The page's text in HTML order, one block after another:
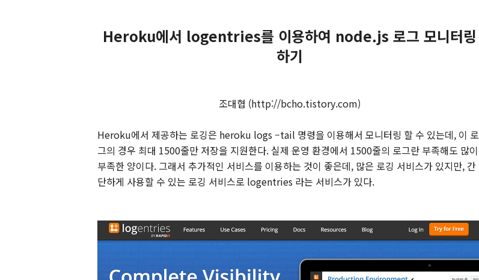
Heroku에서 logentries를 이용하여 node.js 로그 모니터링
하기
조대협 (http://bcho.tistory.com)
Heroku에서 제공하는 로깅은 heroku logs –tail 명령을 이용해서 모니터링 할 수 있는데, 이 로
그의 경우 최대 1500줄만 저장을 지원한다.실제 운영 환경에서 1500줄의 로그란 부족해도 많이
부족한 양이다. 그래서 추가적인 서비스를 이용하는 것이 좋은데, 많은 로깅 서비스가 있지만, 간
단하게 사용할 수 있는 로깅 서비스로 logentries 라는 서비스가 있다.